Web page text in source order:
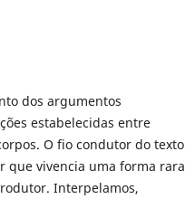
dos argumentos
estabelecidas entre
O fio condutor do texto
que vivencia uma forma rara
Interpelamos,